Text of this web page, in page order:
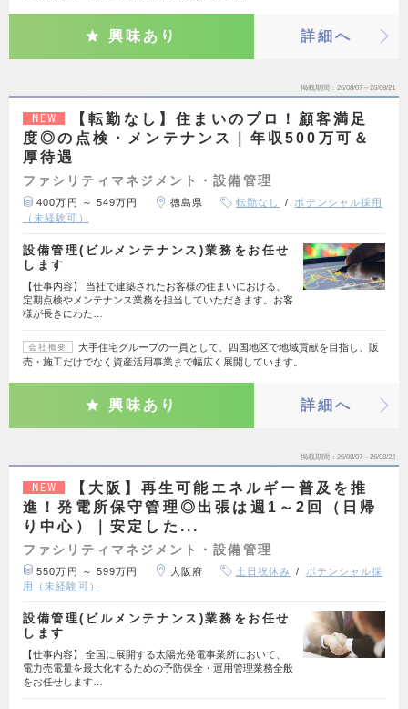
興味あり 詳細へ
掲載期間 26/08/07～26/08/21
NEW
【転勤なし】住まいのプロ！顧客満足
度◎の点検・メンテナンス｜年収500万可＆
厚待遇
ファシリティマネジメント・設備管理
400万円 ～ 549万円 徳島県 転勤なし
ポテンシャル採用
（未経験可）
設備管理(ビルメンテナンス)業務をお任せ
します
【仕事内容】 当社で建築されたお客様の住まいにおける、
定期点検やメンテナンス業務を担当していただきます。お客
様が長きにわた…
会社概要
大手住宅グループの一員として、四国地区で地域貢献を目指し、販
売・施工だけでなく資産活用事業まで幅広く展開しています。
興味あり 詳細へ
掲載期間 26/08/07～26/08/22
NEW
【大阪】再生可能エネルギー普及を推
進！発電所保守管理◎出張は週1～2回（日帰
り中心）｜安定した...
ファシリティマネジメント・設備管理
550万円 ～ 599万円 大阪府 土日祝休み
ポテンシャル採
用（未経験可）
設備管理(ビルメンテナンス)業務をお任せ
します
【仕事内容】 全国に展開する太陽光発電事業所において、
電力売電量を最大化するための予防保全・運用管理業務全般
をお任せします…